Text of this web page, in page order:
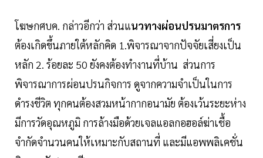
โฆษกศบค. กล่าวอีกว่า ส่วนแนวทางผ่อนปรนมาตรการ
ต้องเกิดขึ้นภายใต้หลักคิด 1.พิจารณาจากปัจจัยเสี่ยงเป็น
หลัก 2. ร้อยละ 50 ยังคงต้องทำงานที่บ้าน ส่วนการ
พิจารณาการผ่อนปรนกิจการ ดูจากความจำเป็นในการ
ดำรงชีวิต ทุกคนต้องสวมหน้ากากอนามัย ต้องเว้นระยะห่าง
มีการวัดอุณหภูมิ การล้างมือด้วยเจลแอลกอฮอล์ฆ่าเชื้อ
จำกัดจำนวนคนให้เหมาะกับสถานที่ และมีแอพพลิเคชั่น